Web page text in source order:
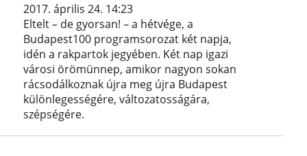
2017. április 24. 14:23
Eltelt – de gyorsan! – a hétvége, a
Budapest100 programsorozat két napja,
idén a rakpartok jegyében. Két nap igazi
városi örömünnep, amikor nagyon sokan
rácsodálkoznak újra meg újra Budapest
különlegességére, változatosságára,
szépségére.